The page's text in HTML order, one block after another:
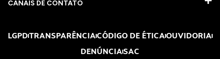
CANAIS DE CONTATO
LGPDTRANSPARÊNCIACÓDIGO DE ÉTICAOUVIDORIA
DENÚNCIASAC